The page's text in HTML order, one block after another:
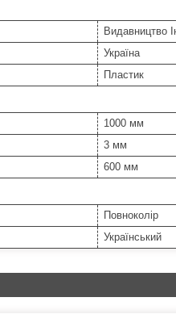
Видавництво
Україна
Пластик
1000 мм
3 мм
600 мм
Повноколір
Український